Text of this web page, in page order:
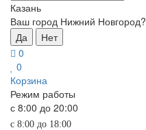
Казань
Ваш город Нижний Новгород?
Да
Нет
0
0
Корзина
Режим работы
с 8:00 до 20:00
с 8:00 до 18:00